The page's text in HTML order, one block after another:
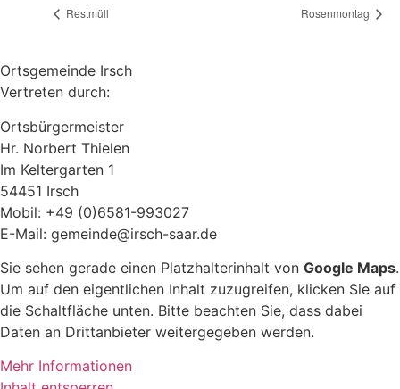
Restmüll Rosenmontag
Ortsgemeinde Irsch
Vertreten durch:
Ortsbürgermeister
Hr. Norbert Thielen
Im Keltergarten 1
54451 Irsch
Mobil: +49 (0)6581-993027
E-Mail: gemeinde@irsch-saar.de
Sie sehen gerade einen Platzhalterinhalt von Google Maps.
Um auf den eigentlichen Inhalt zuzugreifen, klicken Sie auf
die Schaltfläche unten. Bitte beachten Sie, dass dabei
Daten an Drittanbieter weitergegeben werden.
Mehr Informationen